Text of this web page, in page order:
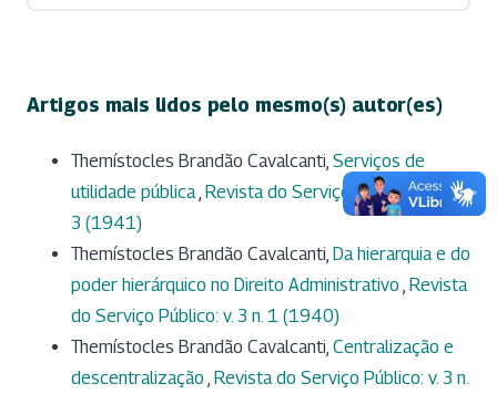
Artigos mais lidos pelo mesmo(s) autor(es)
Themístocles Brandão Cavalcanti, Serviços de
utilidade pública, Revista do Serviço Público: v. 1 n.
3 (1941)
Themístocles Brandão Cavalcanti, Da hierarquia e do
poder hierárquico no Direito Administrativo , Revista
do Serviço Público: v. 3 n. 1 (1940)
Themístocles Brandão Cavalcanti, Centralização e
descentralização , Revista do Serviço Público: v. 3 n.